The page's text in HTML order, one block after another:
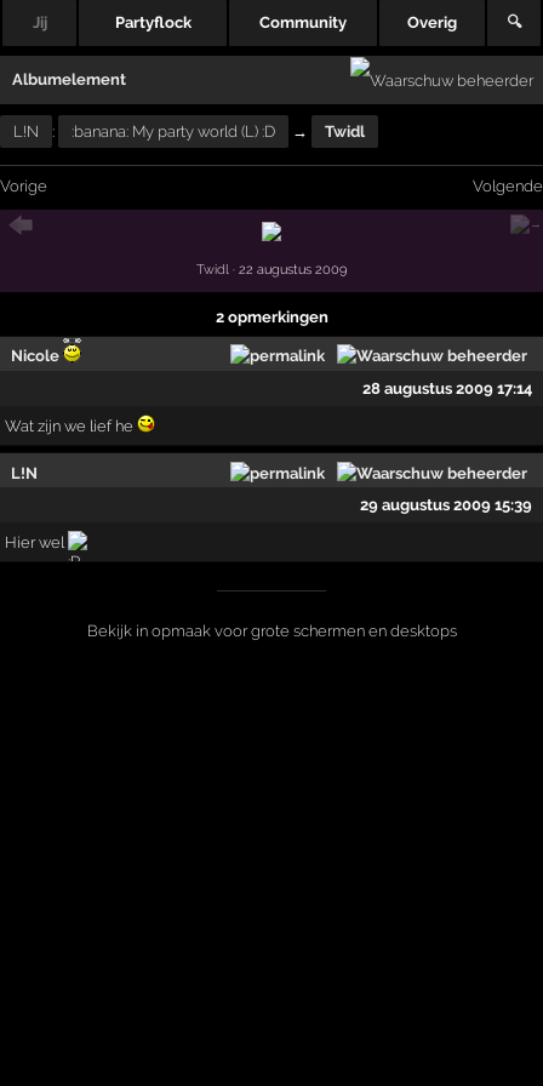
Jij Partyflock Community Overig 🔍
Albumelement
L!N : :banana: My party world (L) :D → Twidl
Vorige Volgende
Twidl · 22 augustus 2009
2 opmerkingen
Nicole
28 augustus 2009 17:14
Wat zijn we lief he
L!N
29 augustus 2009 15:39
Hier wel
Bekijk in opmaak voor grote schermen en desktops